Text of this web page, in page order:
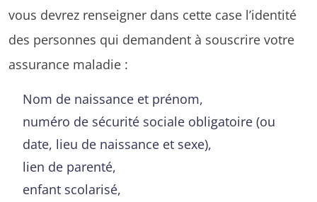
vous devrez renseigner dans cette case l’identité
des personnes qui demandent à souscrire votre
assurance maladie :
Nom de naissance et prénom,
numéro de sécurité sociale obligatoire (ou
date, lieu de naissance et sexe),
lien de parenté,
enfant scolarisé,